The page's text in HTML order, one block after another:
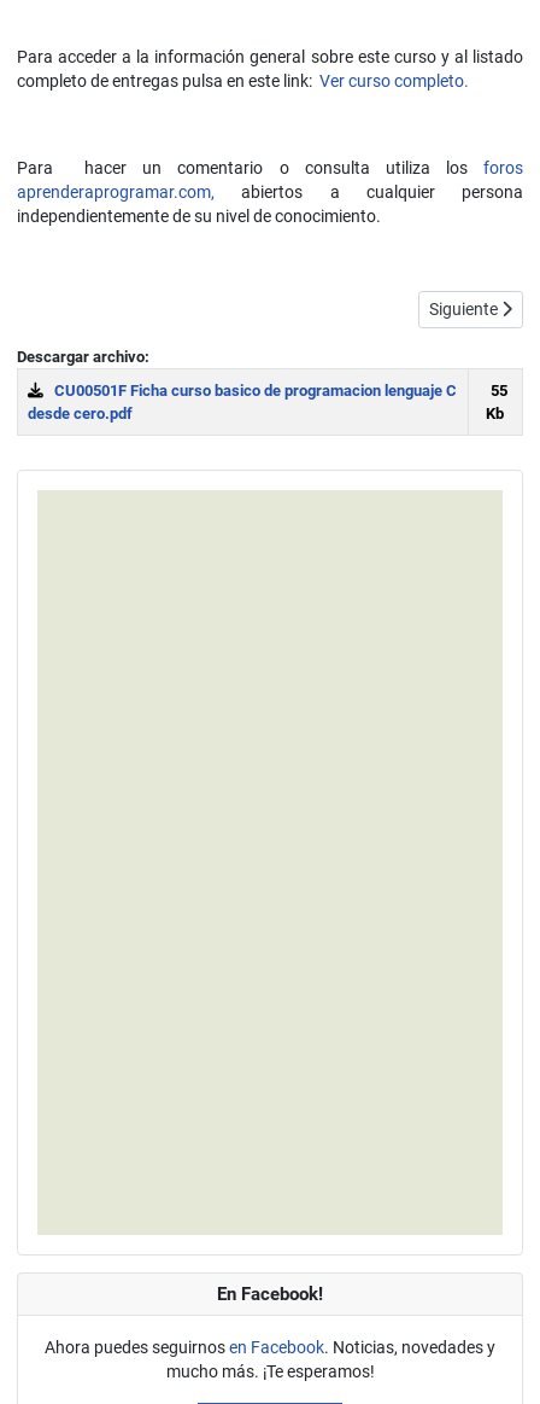
Para acceder a la información general sobre este curso y al listado
completo de entregas pulsa en este link: Ver curso completo.
Para hacer un comentario o consulta utiliza losforos
aprenderaprogramar.com, abiertos a cualquier persona
independientemente de su nivel de conocimiento.
Artículo
Siguiente
Descargar archivo:
CU00501F Ficha curso basico de programacion lenguaje C
desde cero.pdf
55
Kb
En Facebook!
Ahora puedes seguirnosen Facebook. Noticias, novedades y
mucho más. ¡Te esperamos!